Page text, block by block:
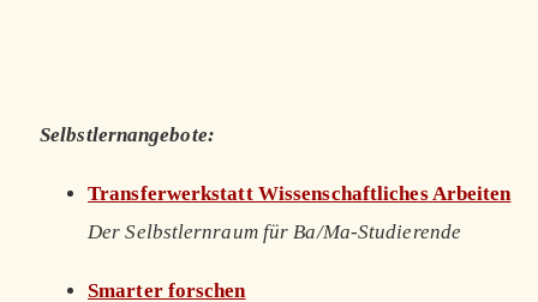
Selbstlernangebote:
Transferwerkstatt Wissenschaftliches Arbeiten
Der Selbstlernraum für Ba/Ma-Studierende
Smarter forschen